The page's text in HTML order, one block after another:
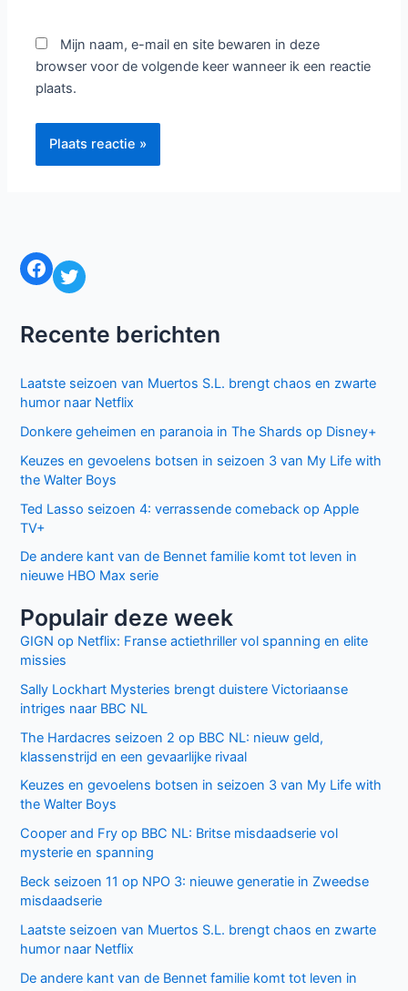
mail*
Site
Mijn naam, e-mail en site bewaren in deze
browser voor de volgende keer wanneer ik een reactie
plaats.
Facebook Twitter
Recente berichten
Laatste seizoen van Muertos S.L. brengt chaos en zwarte
humor naar Netflix
Donkere geheimen en paranoia in The Shards op Disney+
Keuzes en gevoelens botsen in seizoen 3 van My Life with
the Walter Boys
Ted Lasso seizoen 4: verrassende comeback op Apple
TV+
De andere kant van de Bennet familie komt tot leven in